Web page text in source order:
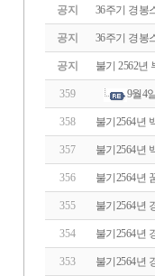
공지 36주기 경봉
공지 36주기 경봉
공지 불기 2562년
359 9월4
358 불기2564년
357 불기2564년
356 불기2564년
355 불기2564년
354 불기2564년
353 불기2564년